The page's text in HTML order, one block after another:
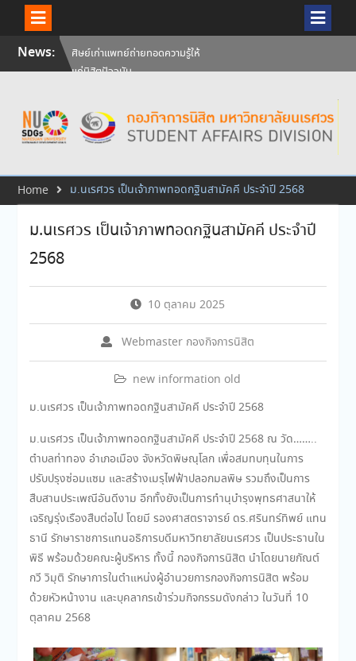
SkipNews:
แก่นิสิตปัจจุบัน
วันคล้ายวันสถาปนามหาวิทยาลัย
นเรศวร ครบรอบ 36 ปี 29
สัมภาษณ์นิสิตเพื่อพิจารณาเข้ารับ
ทุนการศึกษามหาวิทยาลัยนเรศวร
ประจำปีการศึกษา 256
Home ม.นเรศวร เป็นเจ้าภาพทอดกฐินสามัคคี ประจำปี 2568
ม.นเรศวร เป็นเจ้าภาพทอดกฐินสามัคคี ประจำปี
2568
10 ตุลาคม 2025
Webmaster กองกิจการนิสิต
new information old
ม.นเรศวร เป็นเจ้าภาพทอดกฐินสามัคคี ประจำปี 2568
ม.นเรศวร เป็นเจ้าภาพทอดกฐินสามัคคี ประจำปี 2568 ณ วัด……..
ตำบลท่าทอง อำเภอเมือง จังหวัดพิษณุโลก เพื่อสมทบทุนในการ
ปรับปรุงซ่อมแซม และสร้างเมรุไฟฟ้าปลอกมลพิษ รวมถึงเป็นการ
สืบสานประเพณีอันดีงาม อีกทั้งยังเป็นการทำนุบำรุงพุทธศาสนาให้
เจริญรุ่งเรืองสืบต่อไป โดยมี รองศาสตราจารย์ ดร.ศรินทร์ทิพย์ แทน
ธานี รักษาราชการแทนอธิการบดีมหาวิทยาลัยนเรศวร เป็นประธานใน
พิธี พร้อมด้วยคณะผู้บริหาร ทั้งนี้ กองกิจการนิสิต นำโดยนายกัณต์
กวี วิมุติ รักษาการในตำแหน่งผู้อำนวยการกองกิจการนิสิต พร้อม
ด้วยหัวหน้างาน และบุคลากรเข้าร่วมกิจกรรมดังกล่าว ในวันที่ 10
ตุลาคม 2568